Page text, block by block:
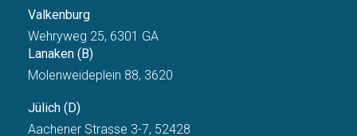
Valkenburg
Wehryweg 25, 6301 GA
Lanaken (B)
Molenweideplein 88, 3620
Jülich (D)
Aachener Strasse 3-7, 52428